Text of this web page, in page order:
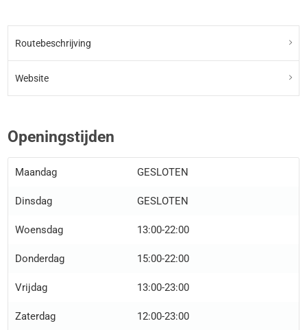
Routebeschrijving
Website
Openingstijden
Maandag GESLOTEN
Dinsdag GESLOTEN
Woensdag 13:00-22:00
Donderdag 15:00-22:00
Vrijdag 13:00-23:00
Zaterdag 12:00-23:00